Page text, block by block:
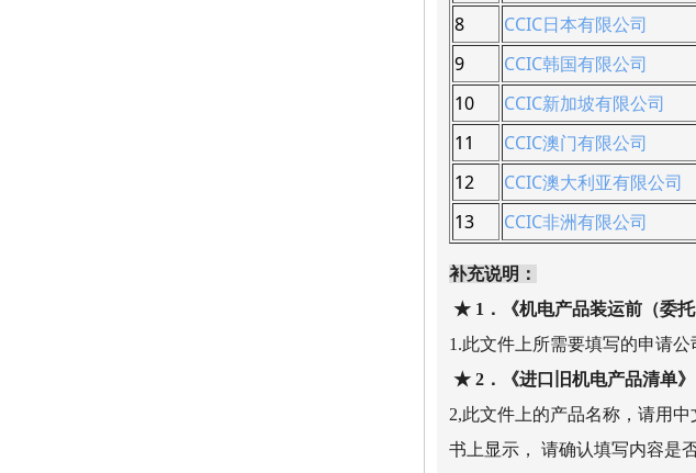
8
CCIC日本有限公司
9
CCIC韩国有限公司
10
CCIC新加坡有限公司
11
CCIC澳门有限公司
12
CCIC澳大利亚有限公司
13
CCIC非洲有限公司
补充说明：
★ 1．《机电产品装运前（委托
1.此文件上所需要填写的申请
★ 2．《进口旧机电产品清单》
2,此文件上的产品名称，请用
书上显示， 请确认填写内容是